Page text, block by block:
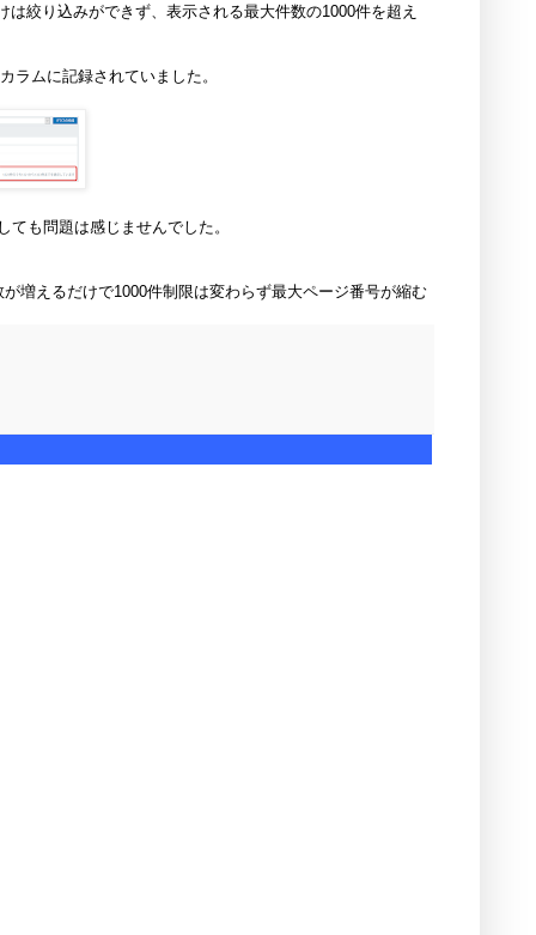
絞り込みができず、表示される最大件数の1000件を超え
ラムに記録されていました。
も問題は感じませんでした。
増えるだけで1000件制限は変わらず最大ページ番号が縮む